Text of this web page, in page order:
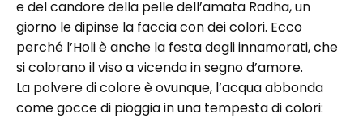
e del candore della pelle dell’amata Radha, un
giorno le dipinse la faccia con dei colori. Ecco
perché l’Holi è anche la festa degli innamorati, che
si colorano il viso a vicenda in segno d’amore.
La polvere di colore è ovunque, l’acqua abbonda
come gocce di pioggia in una tempesta di colori: